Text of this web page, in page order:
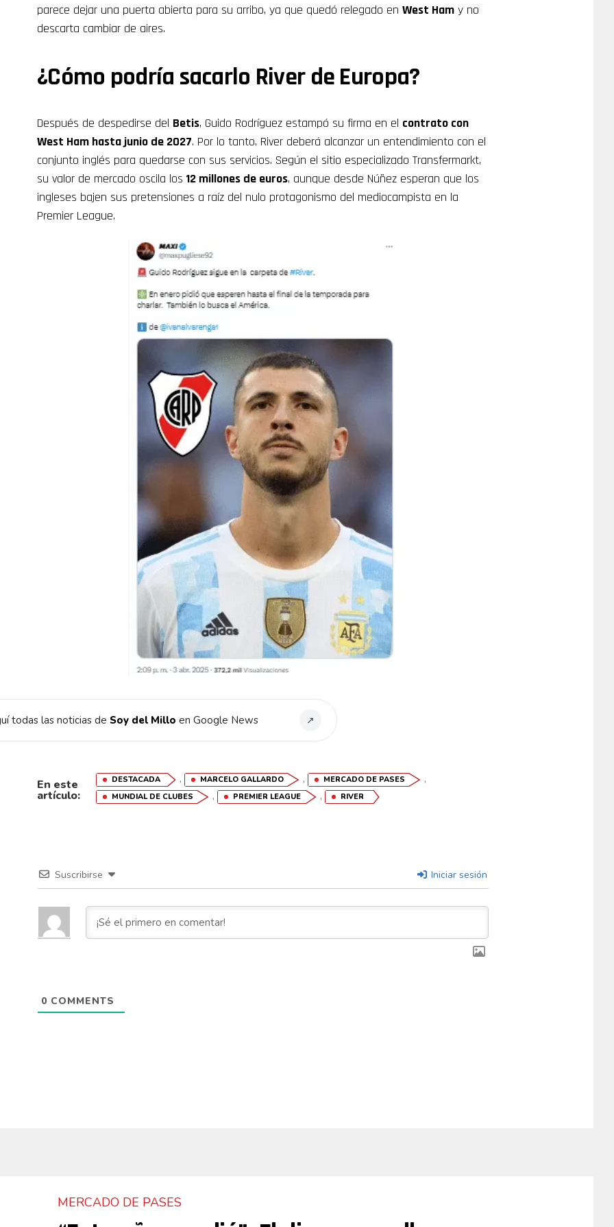
parece dejar una puerta abierta para su arribo, ya que quedó relegado en West Ham y no
descarta cambiar de aires.
¿Cómo podría sacarlo River de Europa?
Después de despedirse del Betis, Guido Rodríguez estampó su firma en el contrato con
West Ham hasta junio de 2027. Por lo tanto, River deberá alcanzar un entendimiento con el
conjunto inglés para quedarse con sus servicios. Según el sitio especializado Transfermarkt,
su valor de mercado oscila los 12 millones de euros, aunque desde Núñez esperan que los
ingleses bajen sus pretensiones a raíz del nulo protagonismo del mediocampista en la
Premier League.
todas las noticias de Soy del Millo en Google News ↗
En este
artículo:
DESTACADA , MARCELO GALLARDO , MERCADO DE PASES ,
MUNDIAL DE CLUBES , PREMIER LEAGUE , RIVER
Suscribirse Iniciar sesión
0 COMMENTS
MERCADO DE PASES